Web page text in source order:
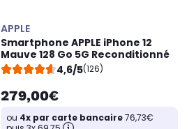
APPLE
Smartphone APPLE iPhone 12
Mauve 128 Go 5G Reconditionné
4,6/5(126)
279,00€
ou 4x par carte bancaire76,73€